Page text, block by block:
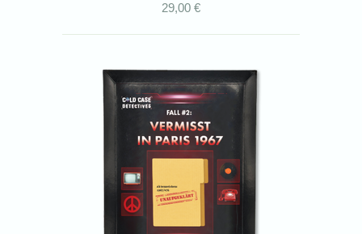
29,00 €